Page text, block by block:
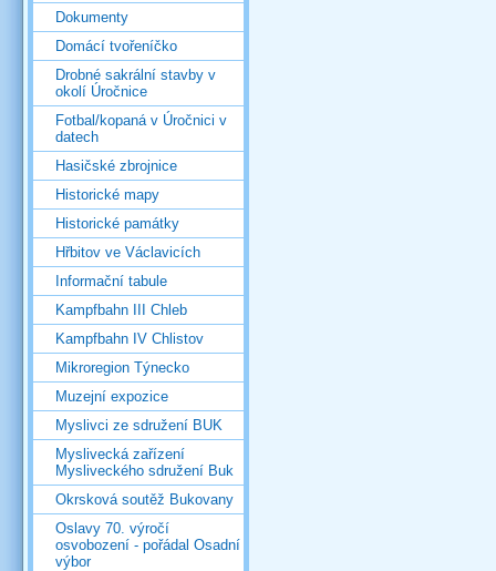
Dokumenty
Domácí tvořeníčko
Drobné sakrální stavby v
okolí Úročnice
Fotbal/kopaná v Úročnici v
datech
Hasičské zbrojnice
Historické mapy
Historické památky
Hřbitov ve Václavicích
Informační tabule
Kampfbahn III Chleb
Kampfbahn IV Chlistov
Mikroregion Týnecko
Muzejní expozice
Myslivci ze sdružení BUK
Myslivecká zařízení
Mysliveckého sdružení Buk
Okrsková soutěž Bukovany
Oslavy 70. výročí
osvobození - pořádal Osadní
výbor